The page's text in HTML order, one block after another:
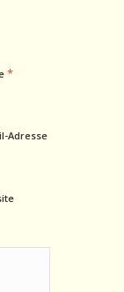
*
Adresse